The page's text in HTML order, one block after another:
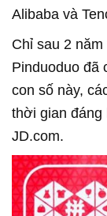
Alibaba và
Chỉ sau 2
Pinduoduo đã
con số này,
thời gian đáng
JD.com.